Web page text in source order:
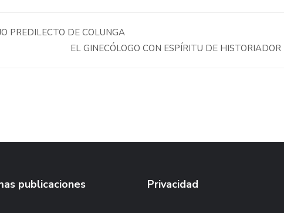
PREDILECTO DE COLUNGA
EL GINECÓLOGO CON ESPÍRITU DE HISTORIADOR
publicaciones Privacidad